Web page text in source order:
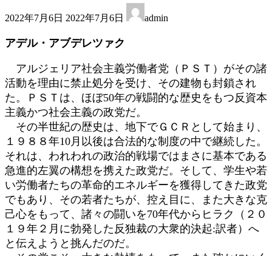
2022年7月6日 終
新
時
:
2022年7月6日 admin
アデル・アブデレツァク
アルジェリア社会主義労働者党（ＰＳＴ）がその諸
活動を理由に禁止処分を受け、その建物も封鎖され
た。ＰＳＴは、ほぼ50年の戦闘的な歴史をもつ反資本
主義かつ社会主義の政党だ。
その半世紀の歴史は、地下でＧＣＲとして始まり、
１９８８年10月以後は合法的な制度の中で継続した。
それは、われわれの政治的戦場ではまさに基本である
急進的左翼の構想を携えた政党だ。そして、学生や若
い労働者たちの革命的エネルギーを獲得してきた政党
でもあり、その若者たちが、控え目に、また大きな克
己心をもって、諸々の闘いを70年代からヒラク（２０
１９年２月に勃発した反独裁の大衆的決起:訳者）へ
と伝えようと挑んだのだ。